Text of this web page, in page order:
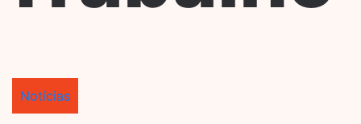
Notícias